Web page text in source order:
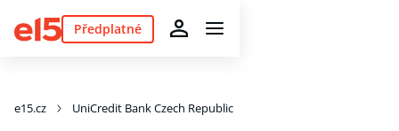
Předplatné
e15.cz UniCredit Bank Czech Republic